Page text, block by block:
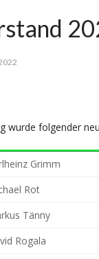
wurde folgender
Grimm
Rot
Tänny
Rogala